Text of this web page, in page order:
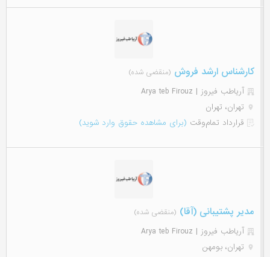
کارشناس ارشد فروش (منقضی شده)
آریاطب فیروز | Arya teb Firouz
تهران، تهران
قرارداد تمام‌وقت (برای مشاهده حقوق وارد شوید)
مدیر پشتیبانی (آقا) (منقضی شده)
آریاطب فیروز | Arya teb Firouz
تهران، بومهن